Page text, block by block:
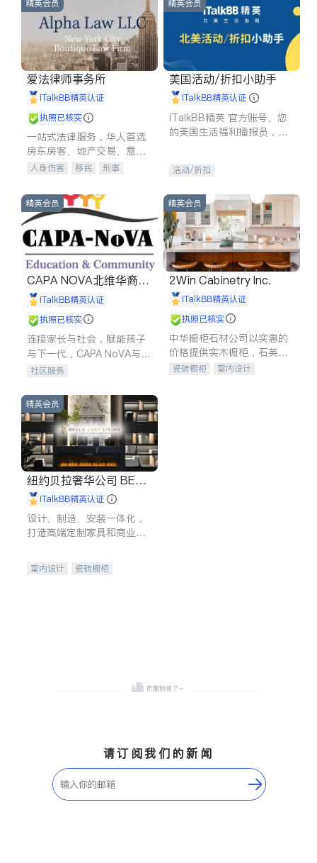
精英会员
爱法律师事务所
iTalkBB精英认证
执照已核实
一站式法律服务，华人首选.
房东房客、地产交易、意外
伤害、车祸重伤、商业诉
建筑合同、刑事案件全包办
人身伤害 移民
刑事
信托/遗嘱
商业
索赔
律师-其它 保释
精英会员
美国活动/折扣小助手
iTalkBB精英认证
iTalkBB精英 官方账号。您
的美国生活福利播报员，精
专属福利。
活动/折扣
精英会员
CAPA NOVA北维华裔家
长会iTalkBB精英认证
执照已核实
连接家长与社会，赋能孩子
与下一代，CAPA NoVA与您
携手建设包容、公平、充满
社区服务
精英会员
2Win Cabinetry Inc.
iTalkBB精英认证
执照已核实
中华橱柜石材公司以实惠的
价格提供实木橱柜，石英石
台面，多种优质不锈钢水
瓷砖橱柜
室内设计
精英会员
纽约贝拉奢华公司 BELL
A LUXE
iTalkBB精英认证
设计、制造、安装一体化，
打造高端定制家具和商业空
室内设计
瓷砖橱柜
请订阅我们的新闻